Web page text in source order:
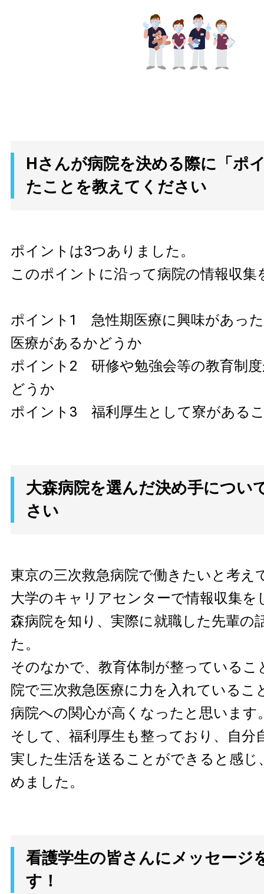
Hさんが病院を決める際に「ポ
たことを教えてください
ポイントは3つありました。
このポイントに沿って病院の情報収集
ポイント1 急性期医療に興味があっ
医療があるかどうか
ポイント2 研修や勉強会等の教育制
どうか
ポイント3 福利厚生として寮がある
大森病院を選んだ決め手につい
さい
東京の三次救急病院で働きたいと考え
大学のキャリアセンターで情報収集を
森病院を知り、実際に就職した先輩の
た。
そのなかで、教育体制が整っているこ
院で三次救急医療に力を入れているこ
病院への関心が高くなったと思います
そして、福利厚生も整っており、自分
実した生活を送ることができると感じ
めました。
看護学生の皆さんにメッセージ
す！